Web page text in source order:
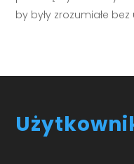
by były zrozumiałe